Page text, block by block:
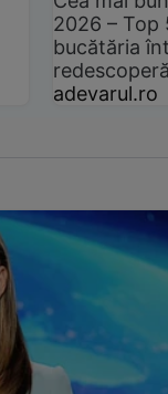
2026 –
bucătăria
adevarul.ro